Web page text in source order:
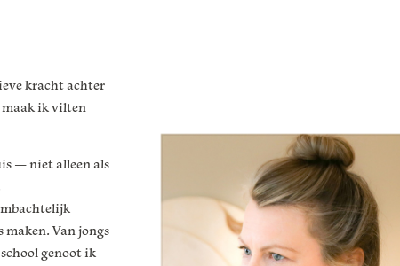
kracht achter
maak ik vilten
— niet alleen als
Van jongs
genoot ik